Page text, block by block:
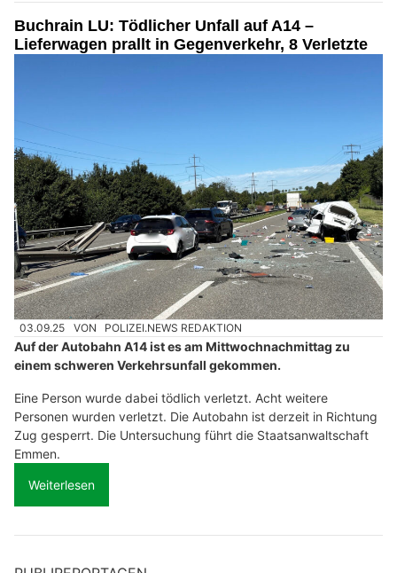
Buchrain LU: Tödlicher Unfall auf A14 –
Lieferwagen prallt in Gegenverkehr, 8 Verletzte
03.09.25 VON POLIZEI.NEWS REDAKTION
Auf der Autobahn A14 ist es am Mittwochnachmittag zu
einem schweren Verkehrsunfall gekommen.
Eine Person wurde dabei tödlich verletzt. Acht weitere
Personen wurden verletzt. Die Autobahn ist derzeit in Richtung
Zug gesperrt. Die Untersuchung führt die Staatsanwaltschaft
Emmen.
Weiterlesen